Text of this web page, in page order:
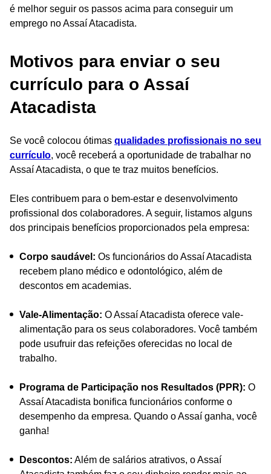
é melhor seguir os passos acima para conseguir um
emprego no Assaí Atacadista.
Motivos para enviar o seu
currículo para o Assaí
Atacadista
Se você colocou ótimas qualidades profissionais no seu
currículo, você receberá a oportunidade de trabalhar no
Assaí Atacadista, o que te traz muitos benefícios.
Eles contribuem para o bem-estar e desenvolvimento
profissional dos colaboradores. A seguir, listamos alguns
dos principais benefícios proporcionados pela empresa:
Corpo saudável: Os funcionários do Assaí Atacadista
recebem plano médico e odontológico, além de
descontos em academias.
Vale-Alimentação: O Assaí Atacadista oferece vale-
alimentação para os seus colaboradores. Você também
pode usufruir das refeições oferecidas no local de
trabalho.
Programa de Participação nos Resultados (PPR): O
Assaí Atacadista bonifica funcionários conforme o
desempenho da empresa. Quando o Assaí ganha, você
ganha!
Descontos: Além de salários atrativos, o Assaí